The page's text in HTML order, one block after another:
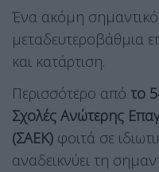
Ένα ακόμη
μεταδευτεροβάθμια
και κατάρτιση.
Περισσότερο από το
Σχολές Ανώτερης
(ΣΑΕΚ) φοιτά σε
αναδεικνύει τη